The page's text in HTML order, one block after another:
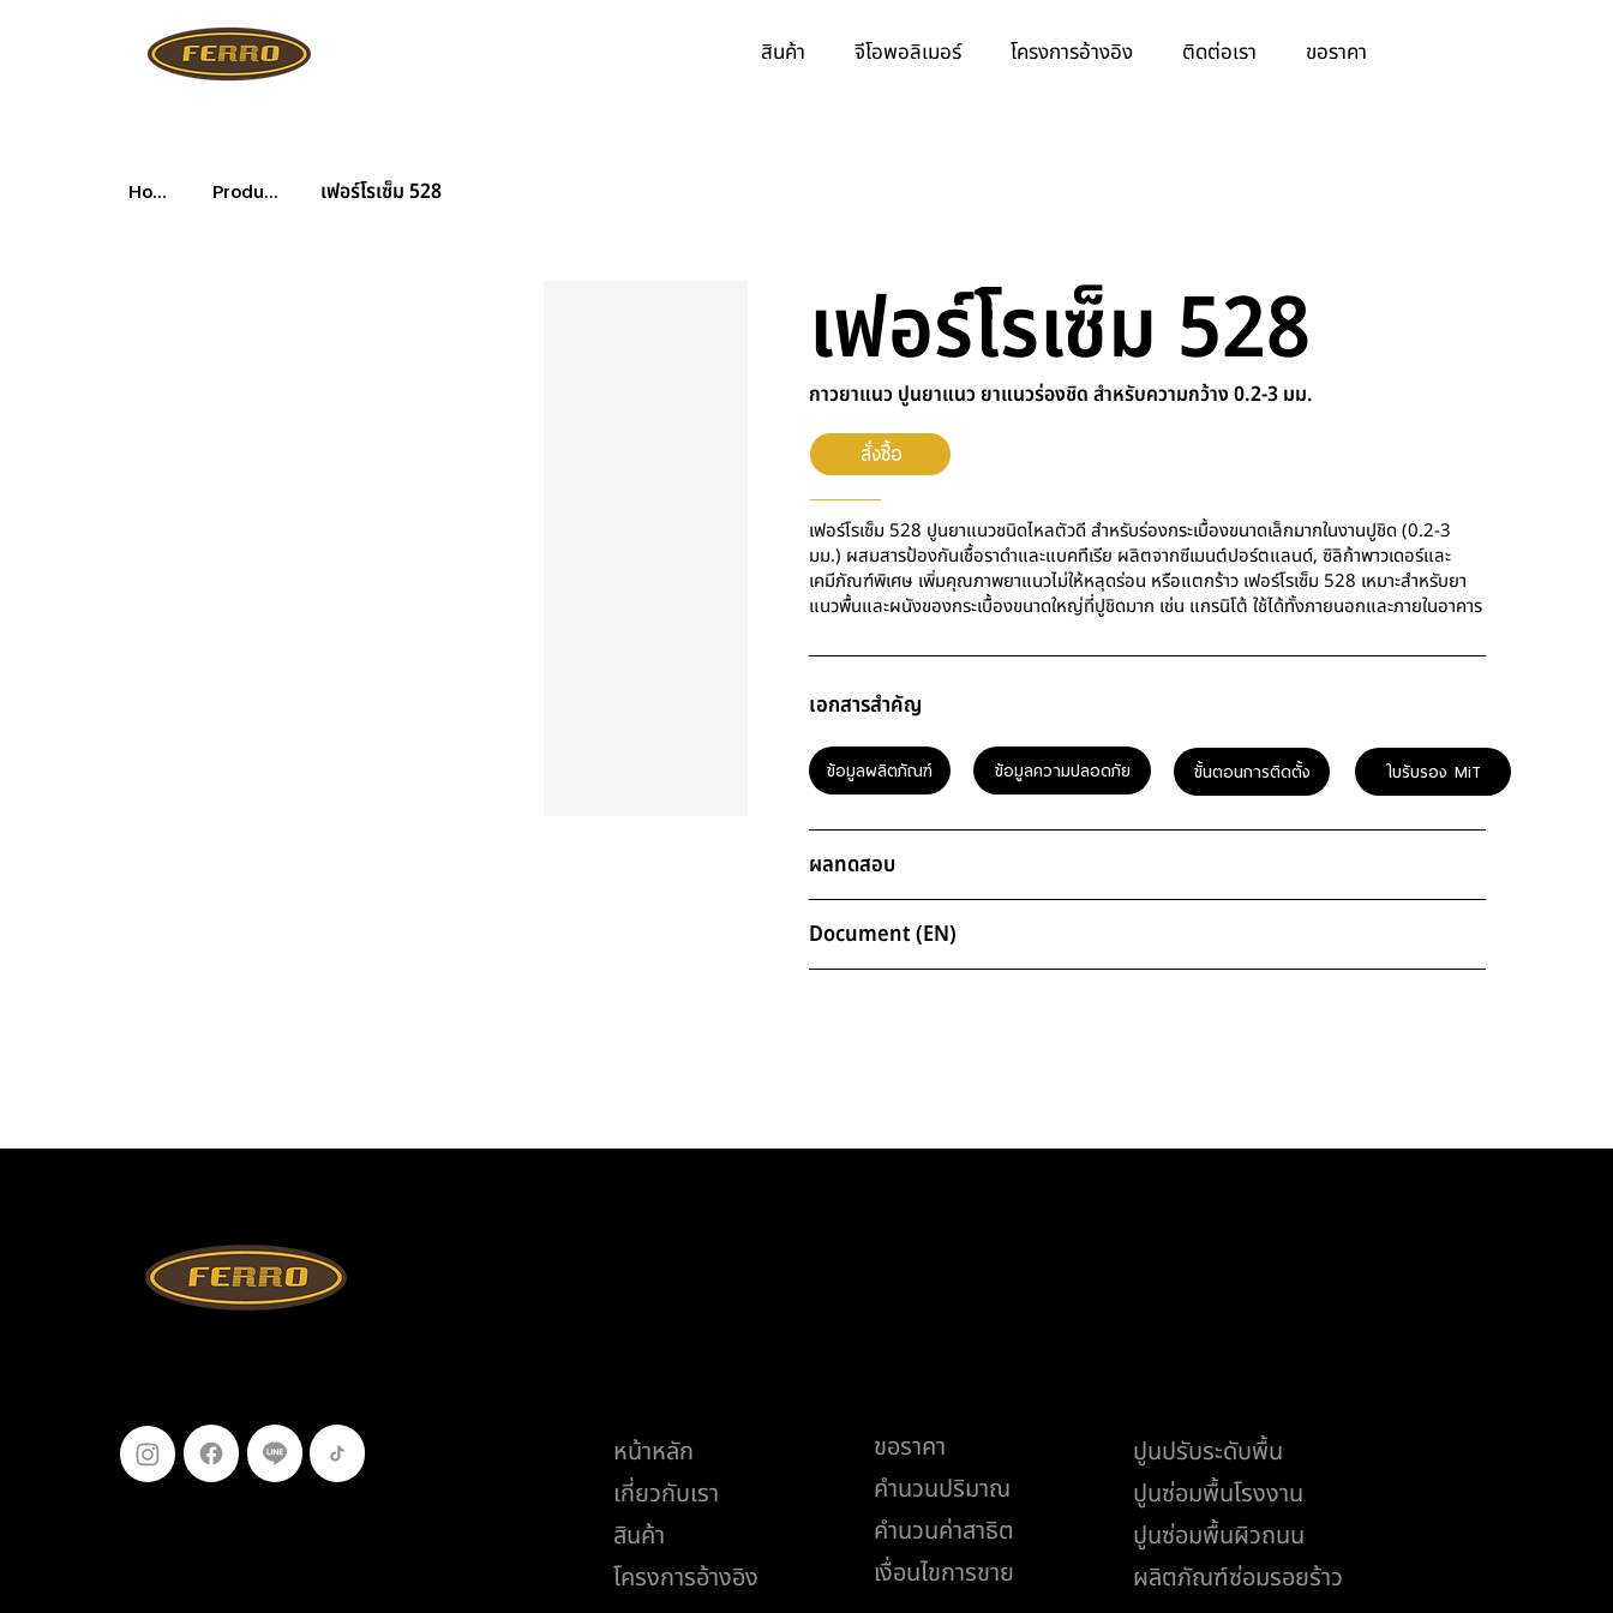
สินค้า จีโอพอลิเมอร์ โครงการอ้างอิง ติดต่อเรา ขอราคา
Home Products เฟอร์โรเซ็ม 528
เฟอร์โรเซ็ม 528
กาวยาแนว ปูนยาแนว ยาแนวร่องชิด สำหรับความกว้าง 0.2-3 มม.
สั่งซื้อ
เอกสารสำคัญ
ข้อมูลผลิตภัณฑ์ ข้อมูลความปลอดภัย ใบรับรอง MiT
ขั้นตอนการติดตั้ง
ผลทดสอบ
Document (EN)
เฟอร์โรเซ็ม 528 ปูนยาแนวชนิดไหลตัวดี สำหรับร่องกระเบื้องขนาดเล็กมากในงานปูชิด (0.2-3
มม.) ผสมสารป้องกันเชื้อราดำและแบคทีเรีย ผลิตจากซีเมนต์ปอร์ตแลนด์, ซิลิก้าพาวเดอร์และ
เคมีภัณฑ์พิเศษ เพิ่มคุณภาพยาแนวไม่ให้หลุดร่อน หรือแตกร้าว เฟอร์โรเซ็ม 528 เหมาะสำหรับยา
แนวพื้นและผนังของกระเบื้องขนาดใหญ่ที่ปูชิดมาก เช่น แกรนิโต้ ใช้ได้ทั้งภายนอกและภายในอาคาร
หน้าหลัก
เกี่ยวกับเรา
สินค้า
โครงการอ้างอิง
ขอราคา
คำนวนปริมาณ
คำนวนค่าสาธิต
เงื่อนไขการขาย
ปูนปรับระดับพื้น
ปูนซ่อมพื้นโรงงาน
ปูนซ่อมพื้นผิวถนน
ผลิตภัณฑ์ซ่อมรอยร้าว